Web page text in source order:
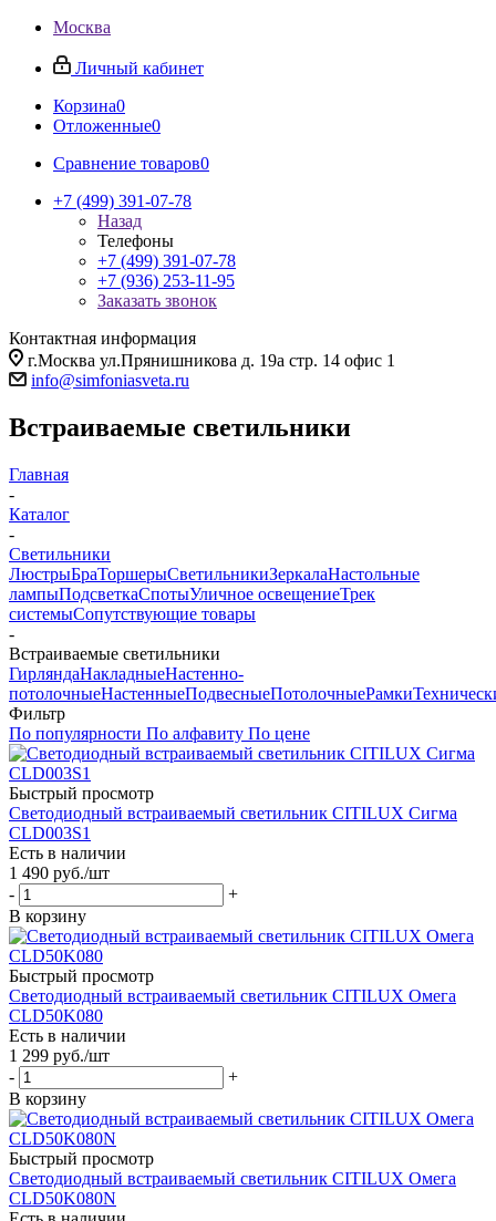
Москва
Личный кабинет
Корзина0
Отложенные0
Сравнение товаров0
+7 (499) 391-07-78
Назад
Телефоны
+7 (499) 391-07-78
+7 (936) 253-11-95
Заказать звонок
Контактная информация
г.Москва ул.Прянишникова д. 19а стр. 14 офис 1
info@simfoniasveta.ru
Встраиваемые светильники
Главная
-
Каталог
-
Светильники
ЛюстрыБраТоршерыСветильникиЗеркалаНастольные
лампыПодсветкаСпотыУличное освещениеТрек
системыСопутствующие товары
-
Встраиваемые светильники
ГирляндаНакладныеНастенно-
потолочныеНастенныеПодвесныеПотолочныеРамки
Фильтр
По популярности По алфавиту По цене
Быстрый просмотр
Светодиодный встраиваемый светильник CITILUX Сигма
CLD003S1
Есть в наличии
1 490 руб./шт
-
+
В корзину
Быстрый просмотр
Светодиодный встраиваемый светильник CITILUX Омега
CLD50K080
Есть в наличии
1 299 руб./шт
-
+
В корзину
Быстрый просмотр
Светодиодный встраиваемый светильник CITILUX Омега
CLD50K080N